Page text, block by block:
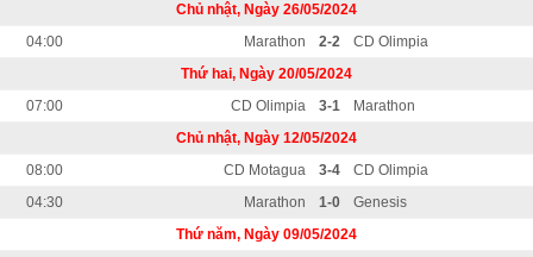
Chủ nhật, Ngày 26/05/2024
04:00
Marathon 2-2
CD Olimpia
Thứ hai, Ngày 20/05/2024
07:00
CD Olimpia 3-1
Marathon
Chủ nhật, Ngày 12/05/2024
08:00
CD Motagua 3-4
CD Olimpia
04:30
Marathon 1-0
Genesis
Thứ năm, Ngày 09/05/2024